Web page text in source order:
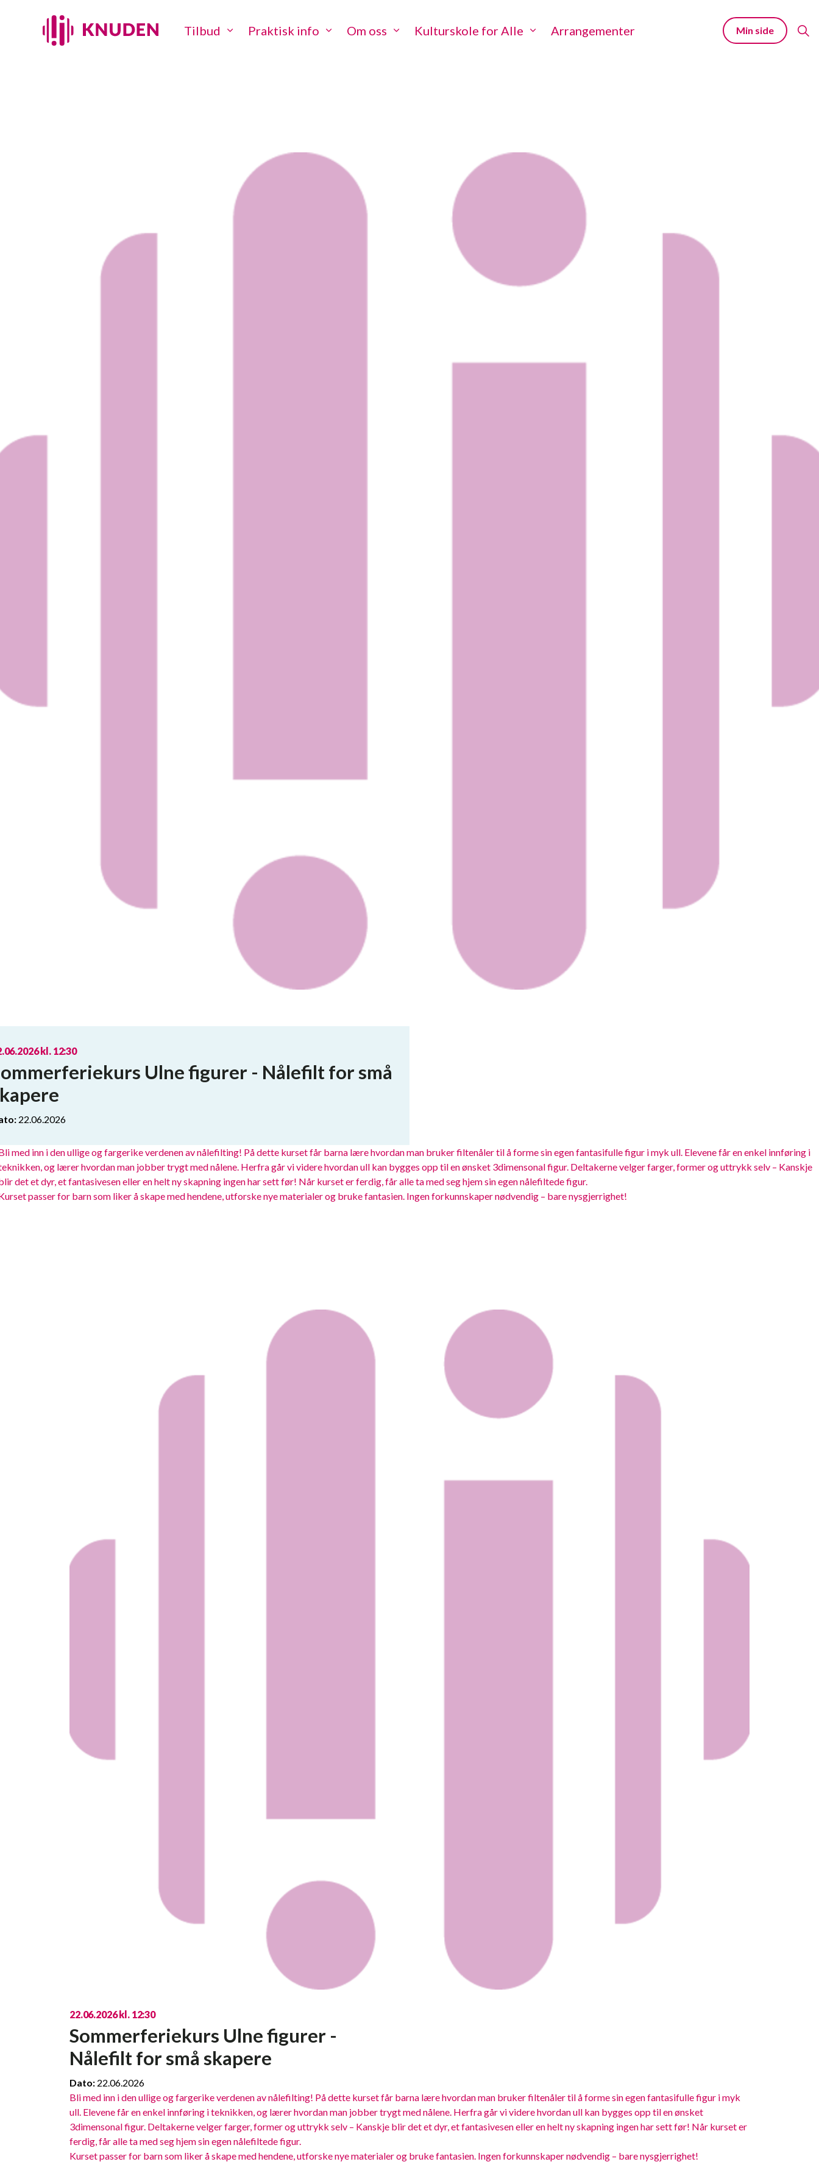
Tilbud Praktisk info Om oss Kulturskole for Alle Arrangementer Min side
kl. 12:30
Ulne figurer - Nålefilt for små
22.06.2026
med inn i den ullige og fargerike verdenen av nålefilting! På dette kurset får barna lære hvordan man bruker filtenåler til å forme sin egen fantasifulle figur i myk ull. Elevene får en enkel innføring i
og lærer hvordan man jobber trygt med nålene. Herfra går vi videre hvordan ull kan bygges opp til en ønsket 3dimensonal figur. Deltakerne velger farger, former og uttrykk selv – Kanskje
det et dyr, et fantasivesen eller en helt ny skapning ingen har sett før! Når kurset er ferdig, får alle ta med seg hjem sin egen nålefiltede figur.
passer for barn som liker å skape med hendene, utforske nye materialer og bruke fantasien. Ingen forkunnskaper nødvendig – bare nysgjerrighet!
22.06.2026 kl. 12:30
Sommerferiekurs Ulne figurer -
Nålefilt for små skapere
Dato: 22.06.2026
Bli med inn i den ullige og fargerike verdenen av nålefilting! På dette kurset får barna lære hvordan man bruker filtenåler til å forme sin egen fantasifulle figur i myk
ull. Elevene får en enkel innføring i teknikken, og lærer hvordan man jobber trygt med nålene. Herfra går vi videre hvordan ull kan bygges opp til en ønsket
3dimensonal figur. Deltakerne velger farger, former og uttrykk selv – Kanskje blir det et dyr, et fantasivesen eller en helt ny skapning ingen har sett før! Når kurset er
ferdig, får alle ta med seg hjem sin egen nålefiltede figur.
Kurset passer for barn som liker å skape med hendene, utforske nye materialer og bruke fantasien. Ingen forkunnskaper nødvendig – bare nysgjerrighet!